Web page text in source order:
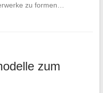
zu formen…
zum